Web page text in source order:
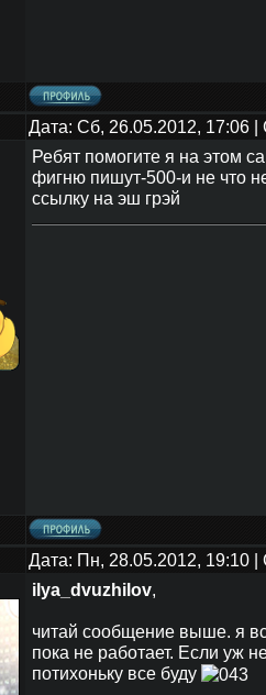
Дата: Сб, 26.05.2012, 17:06
Ребят помогите я на этом
фигню пишут-500-и не что
ссылку на эш грэй
Дата: Пн, 28.05.2012, 19:10
ilya_dvuzhilov,
читай сообщение выше. я
пока не работает. Если уж
потихоньку все буду